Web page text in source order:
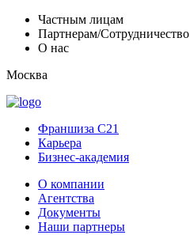
Частным лицам
Партнерам/Сотрудничество
О нас
Москва
Франшиза C21
Карьера
Бизнес-академия
О компании
Агентства
Документы
Наши партнеры